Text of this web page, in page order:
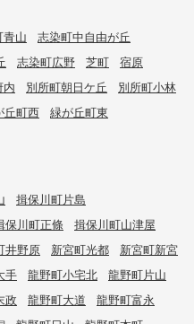
青山
志染町中自由が丘
志染町広野 芝町
宿原
内 別所町朝日ケ丘
別所町小林
丘町西
緑が丘町東
揖保川町片島
保川町正條
揖保川町山津屋
井野原 新宮町光都
新宮町新宮
手 龍野町小宅北
龍野町片山
政 龍野町大道
龍野町富永